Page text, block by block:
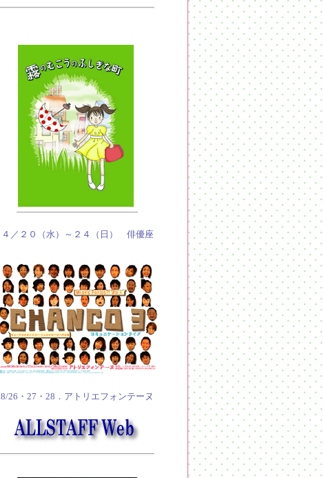
４／２０（水）～２４（日） 俳優座
8/26・27・28．アトリエフォンテーヌ